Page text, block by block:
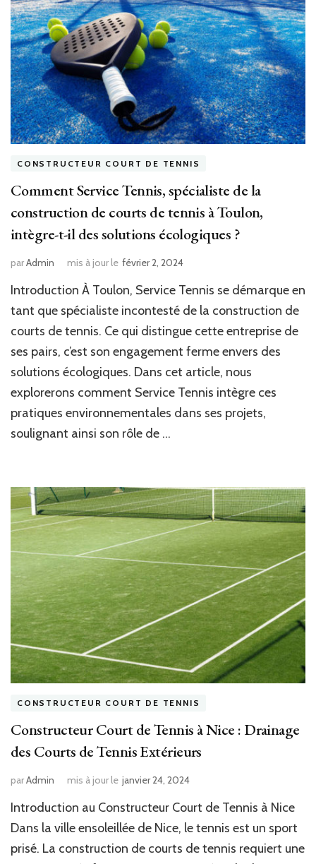
CONSTRUCTEUR COURT DE TENNIS
Comment Service Tennis, spécialiste de la
construction de courts de tennis à Toulon,
intègre-t-il des solutions écologiques ?
parAdmin mis à jour le février 2, 2024
Introduction À Toulon, Service Tennis se démarque en
tant que spécialiste incontesté de la construction de
courts de tennis. Ce qui distingue cette entreprise de
ses pairs, c’est son engagement ferme envers des
solutions écologiques. Dans cet article, nous
explorerons comment Service Tennis intègre ces
pratiques environnementales dans ses projets,
soulignant ainsi son rôle de …
CONSTRUCTEUR COURT DE TENNIS
Constructeur Court de Tennis à Nice : Drainage
des Courts de Tennis Extérieurs
parAdmin mis à jour le janvier 24, 2024
Introduction au Constructeur Court de Tennis à Nice
Dans la ville ensoleillée de Nice, le tennis est un sport
prisé. La construction de courts de tennis requiert une